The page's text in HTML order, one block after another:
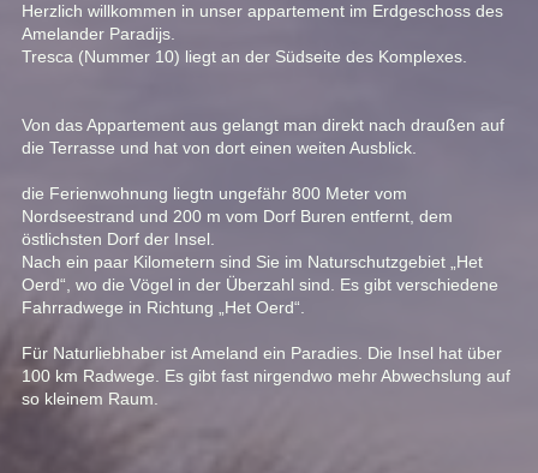
Herzlich willkommen in unser appartement im Erdgeschoss des
Amelander Paradijs.
Tresca (Nummer 10) liegt an der Südseite des Komplexes.
Von das Appartement aus gelangt man direkt nach draußen auf
die Terrasse und hat von dort einen weiten Ausblick.
die Ferienwohnung liegtn ungefähr 800 Meter vom
Nordseestrand und 200 m vom Dorf Buren entfernt, dem
östlichsten Dorf der Insel.
Nach ein paar Kilometern sind Sie im Naturschutzgebiet „Het
Oerd“, wo die Vögel in der Überzahl sind. Es gibt verschiedene
Fahrradwege in Richtung „Het Oerd“.
Für Naturliebhaber ist Ameland ein Paradies. Die Insel hat über
100 km Radwege. Es gibt fast nirgendwo mehr Abwechslung auf
so kleinem Raum.